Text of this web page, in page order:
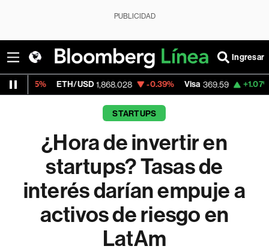
PUBLICIDAD
Ingresar
1,868.028 -0.39% Visa 369.59 +1.07%
STARTUPS
¿Hora de invertir en
startups? Tasas de
interés darían empuje a
activos de riesgo en
LatAm